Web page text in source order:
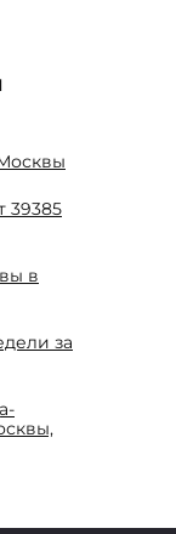
39385
в
за